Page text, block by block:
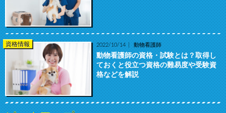
資格情報 2022/10/14 動物看護師
動物看護師の資格・試験とは？取得し
ておくと役立つ資格の難易度や受験資
格などを解説